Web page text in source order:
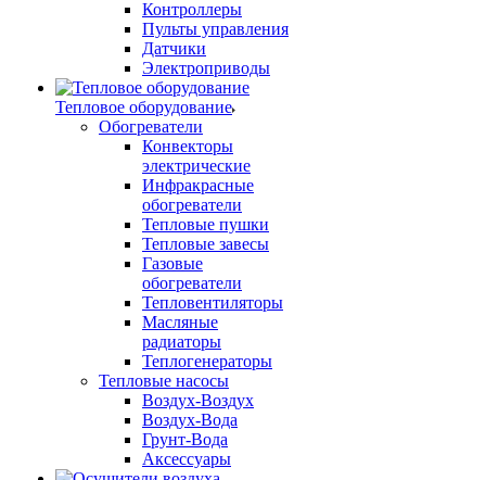
Контроллеры
Пульты управления
Датчики
Электроприводы
Тепловое оборудование
Обогреватели
Конвекторы
электрические
Инфракрасные
обогреватели
Тепловые пушки
Тепловые завесы
Газовые
обогреватели
Тепловентиляторы
Масляные
радиаторы
Теплогенераторы
Тепловые насосы
Воздух-Воздух
Воздух-Вода
Грунт-Вода
Аксессуары